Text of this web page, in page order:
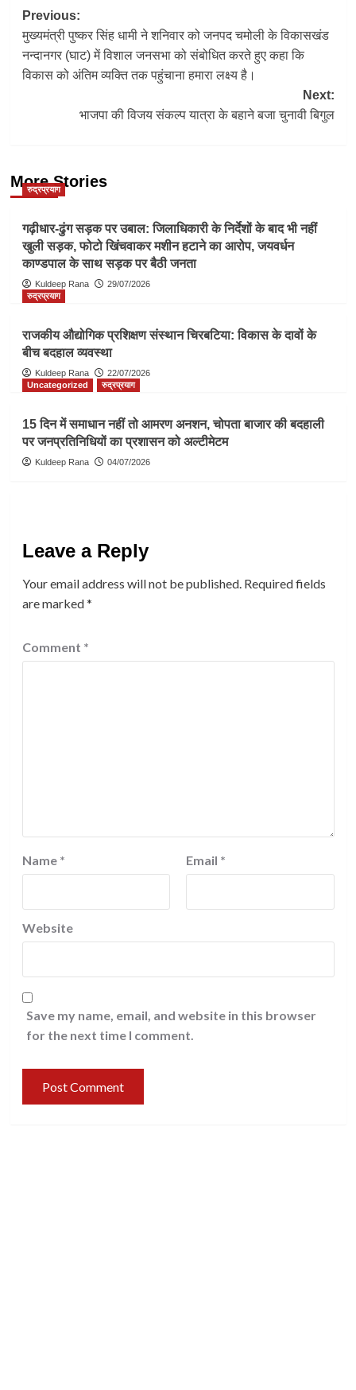
Post
navigation
Previous:
मुख्यमंत्री पुष्कर सिंह धामी ने शनिवार को जनपद चमोली के विकासखंड
नन्दानगर (घाट) में विशाल जनसभा को संबोधित करते हुए कहा कि
विकास को अंतिम व्यक्ति तक पहुंचाना हमारा लक्ष्य है।
Next:
भाजपा की विजय संकल्प यात्रा के बहाने बजा चुनावी बिगुल
More Stories
रुद्रप्रयाग
गढ़ीधार-ढुंग सड़क पर उबाल: जिलाधिकारी के निर्देशों के बाद भी नहीं
खुली सड़क, फोटो खिंचवाकर मशीन हटाने का आरोप, जयवर्धन
काण्डपाल के साथ सड़क पर बैठी जनता
Kuldeep Rana
29/07/2026
रुद्रप्रयाग
राजकीय औद्योगिक प्रशिक्षण संस्थान चिरबटिया: विकास के दावों के
बीच बदहाल व्यवस्था
Kuldeep Rana
22/07/2026
Uncategorized
रुद्रप्रयाग
15 दिन में समाधान नहीं तो आमरण अनशन, चोपता बाजार की बदहाली
पर जनप्रतिनिधियों का प्रशासन को अल्टीमेटम
Kuldeep Rana 04/07/2026
Leave a Reply
Your email address will not be published. Required fields
are marked*
Comment *
Name * Email *
Website
Save my name, email, and website in this browser
for the next time I comment.